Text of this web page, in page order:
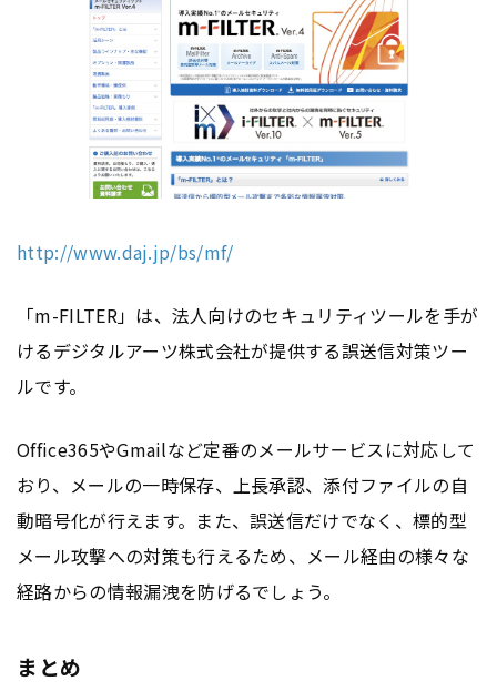
http://www.daj.jp/bs/mf/
「m-FILTER」は、法人向けのセキュリティツールを手が
けるデジタルアーツ株式会社が提供する誤送信対策ツー
ルです。
Office365やGmailなど定番のメールサービスに対応して
おり、メールの一時保存、上長承認、添付ファイルの自
動暗号化が行えます。また、誤送信だけでなく、標的型
メール攻撃への対策も行えるため、メール経由の様々な
経路からの情報漏洩を防げるでしょう。
まとめ